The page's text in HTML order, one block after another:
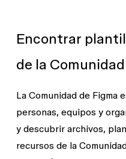
Encontrar
de la Comunidad
La Comunidad de Figma
personas, equipos y
y descubrir archivos,
recursosde la